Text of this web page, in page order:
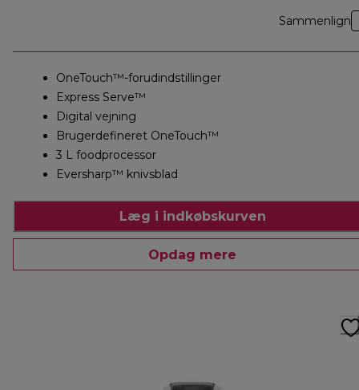
Sammenlign
OneTouch™-forudindstillinger
Express Serve™
Digital vejning
Brugerdefineret OneTouch™
3 L foodprocessor
Eversharp™ knivsblad
Læg i indkøbskurven
Opdag mere